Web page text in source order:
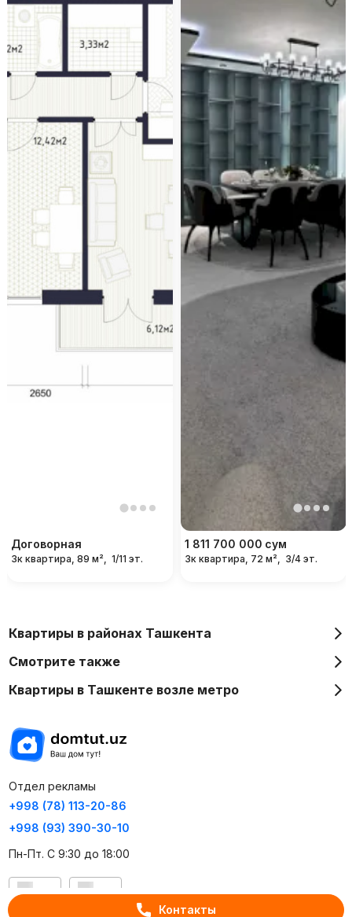
Контакты
Договорная
3к квартира, 89 м², 1/11 эт.
1 811 700 000 сум
3к квартира, 72 м², 3/4 эт.
Квартиры в районах Ташкента
Смотрите также
Квартиры в Ташкенте возле метро
Отдел рекламы
+998 (78) 113-20-86
+998 (93) 390-30-10
Пн-Пт. С 9:30 до 18:00
RU UZ